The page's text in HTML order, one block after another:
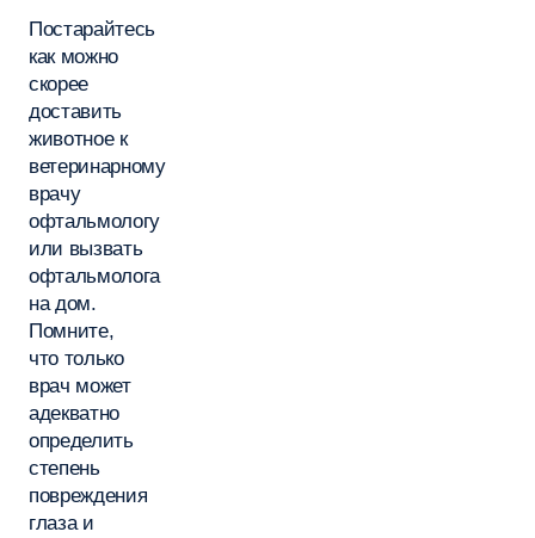
Постарайтесь
как можно
скорее
доставить
животное к
ветеринарному
врачу
офтальмологу
или вызвать
офтальмолога
на дом.
Помните,
что только
врач может
адекватно
определить
степень
повреждения
глаза и